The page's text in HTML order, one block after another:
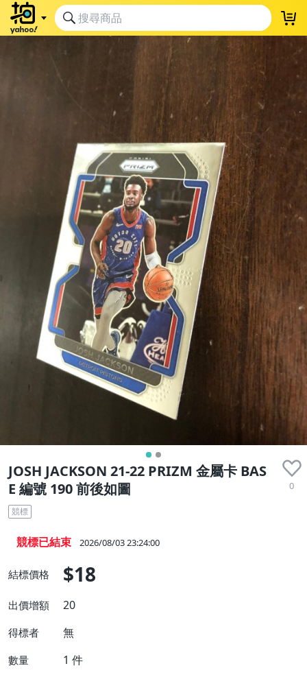
JOSH JACKSON 21-22 PRIZM 金屬卡 BAS
E 編號 190 前後如圖
0
競標
競標已結束 2026/08/03 23:24:00
結標價格 $18
出價增額 20
得標者 無
數量 1 件